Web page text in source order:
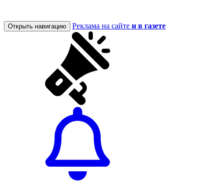
Открыть навигацию Реклама на сайте и в газете